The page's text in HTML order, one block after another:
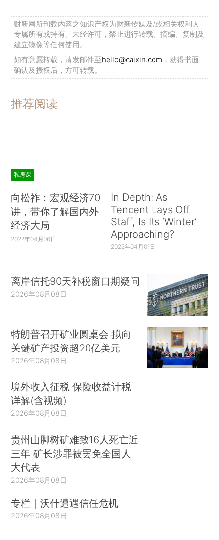
财新网所刊载内容之知识产权为财新传媒及/或相关权利人
专属所有或持有。未经许可，禁止进行转载、摘编、复制及
建立镜像等任何使用。
如有意愿转载，请发邮件至hello@caixin.com ，获得书面
确认及授权后，方可转载。
推荐阅读
私房课
向松祚：宏观经济70
讲，带你了解国内外
经济大局
2022年04月06日
In Depth: As
Tencent Lays Off
Staff, Is Its ‘Winter’
Approaching?
2022年04月01日
离岸信托90天补税窗口期疑问
2026年08月08日
特朗普召开矿业圆桌会 拟向
关键矿产投资超20亿美元
2026年08月08日
境外收入征税 保险收益计税
详解(含视频)
2026年08月08日
贵州山脚树矿难致16人死亡近
三年 矿长涉罪被罢免全国人
大代表
2026年08月08日
专栏｜沃什遭遇信任危机
2026年08月08日